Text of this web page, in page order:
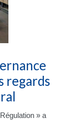
regards
» a